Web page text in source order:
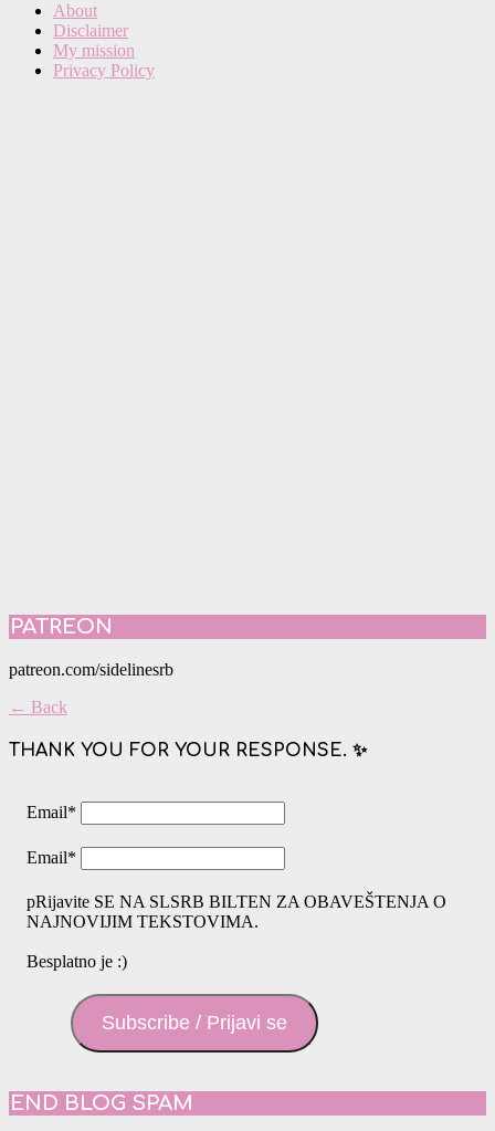
About
Disclaimer
My mission
Privacy Policy
PATREON
patreon.com/sidelinesrb
← Back
THANK YOU FOR YOUR RESPONSE. ✨
Email*
Email*
pRijavite SE NA SLSRB BILTEN ZA OBAVEŠTENJA O
NAJNOVIJIM TEKSTOVIMA.
Besplatno je :)
Subscribe / Prijavi se
END BLOG SPAM